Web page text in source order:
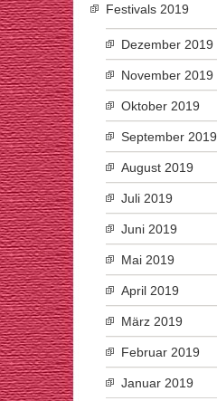
Festivals 2019
Dezember 2019
November 2019
Oktober 2019
September 2019
August 2019
Juli 2019
Juni 2019
Mai 2019
April 2019
März 2019
Februar 2019
Januar 2019